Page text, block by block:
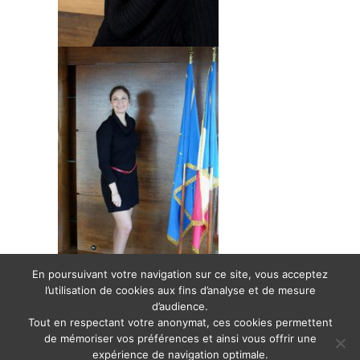
Posted inInformationen und Aktuelles,Informations et actualité,Informazione e
News and insights Noticias e informaciones Notícias e informações
Информация и новости
En poursuivant votre navigation sur ce site, vous acceptez
l’utilisation de cookies aux fins d’analyse et de mesure
d’audience.
Tout en respectant votre anonymat, ces cookies permettent
de mémoriser vos préférences et ainsi vous offrir une
expérience de navigation optimale.